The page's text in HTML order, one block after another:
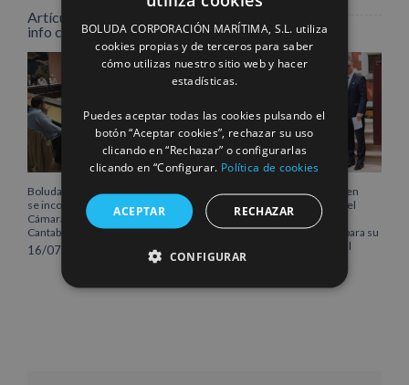
info content
Artículos relacionados
Boluda Corporación Marítima
se incorpora al Pleno de la
Cámara de Comercio de
Cantabria
16/07/2026
Boluda inaugura su sede en
Róterdam, consolidando el
norte de Europa como un
centro estratégico clave para su
crecimiento internacional
10/07/2026
ENGLISH
FRENCH
BOLUDA CORPORACIÓN MARÍTIMA, S.L. utiliza
cookies propias y de terceros para saber
cómo utilizas nuestro sitio web y hacer
estadísticas.
Puedes aceptar todas las cookies pulsando el
botón “Aceptar cookies”, rechazar su uso
clicando en “Rechazar” o configurarlas
clicando en “Configurar. Política de cookies
ACEPTAR RECHAZAR
CONFIGURAR